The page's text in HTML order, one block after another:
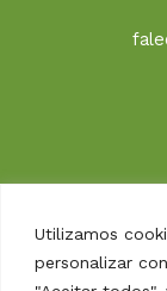
Utilizamos
personalizar